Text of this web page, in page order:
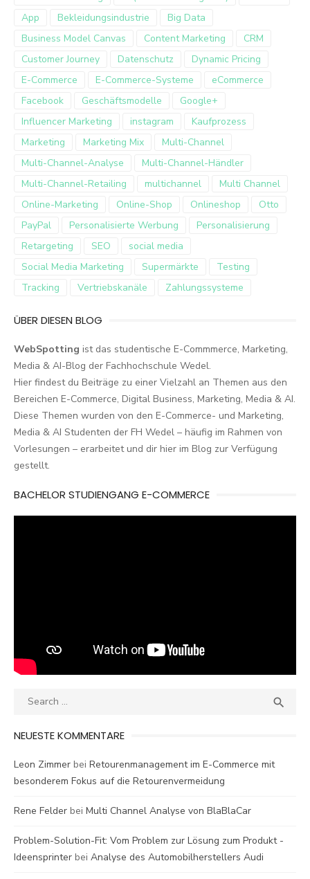
App
Bekleidungsindustrie
Big Data
Business Model Canvas
Content Marketing
CRM
Customer Journey
Datenschutz
Dynamic Pricing
E-Commerce
E-Commerce-Systeme
eCommerce
Facebook
Geschäftsmodelle
Google+
Influencer Marketing
instagram
Kaufprozess
Marketing
Marketing Mix
Multi-Channel
Multi-Channel-Analyse
Multi-Channel-Händler
Multi-Channel-Retailing
multichannel
Multi Channel
Online-Marketing
Online-Shop Onlineshop
Otto
PayPal
Personalisierte Werbung
Personalisierung
Retargeting
SEO
social media
Social Media Marketing
Supermärkte
Testing
Tracking
Vertriebskanäle Zahlungssysteme
ÜBER DIESEN BLOG
WebSpotting ist das studentische E-Commmerce, Marketing,
Media & AI-Blog der Fachhochschule Wedel.
Hier findest du Beiträge zu einer Vielzahl an Themen aus den
Bereichen E-Commerce, Digital Business, Marketing, Media & AI.
Diese Themen wurden von den E-Commerce- und Marketing,
Media & AI Studenten der FH Wedel – häufig im Rahmen von
Vorlesungen – erarbeitet und dir hier im Blog zur Verfügung
gestellt.
BACHELOR STUDIENGANG E-COMMERCE
Search

NEUESTE KOMMENTARE
Leon Zimmer bei Retourenmanagement im E-Commerce mit
besonderem Fokus auf die Retourenvermeidung
Rene Felder bei Multi Channel Analyse von BlaBlaCar
Problem-Solution-Fit: Vom Problem zur Lösung zum Produkt -
Ideensprinter bei Analyse des Automobilherstellers Audi